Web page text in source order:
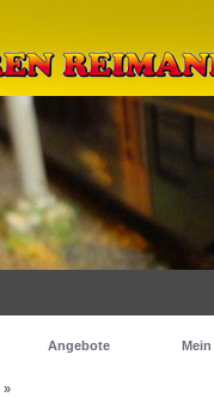
Angebote
»